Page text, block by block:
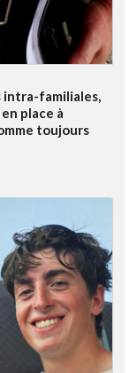
intra-familiales,
place à
toujours